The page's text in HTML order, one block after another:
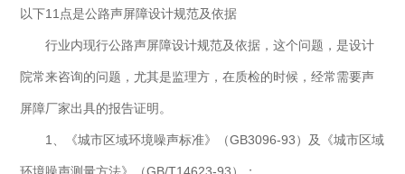
以下11点是公路声屏障设计规范及依据
行业内现行公路声屏障设计规范及依据，这个问题，是设计
院常来咨询的问题，尤其是监理方，在质检的时候，经常需要声
屏障厂家出具的报告证明。
1、《城市区域环境噪声标准》（GB3096-93）及《城市区域